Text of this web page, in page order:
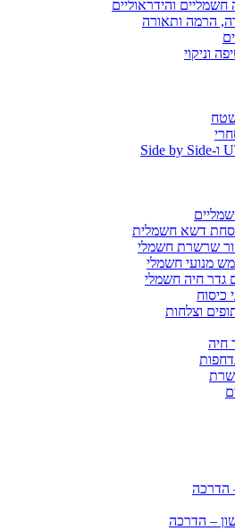
חשמליים והידראוליים
הרמה ותאורה
וניקוי
דשא חשמלית
שרשרת חשמלי
מנועי חשמלי
גדר חיה חשמלי
כיסוח
וצלחות
חיה
הדרכה
– הדרכה